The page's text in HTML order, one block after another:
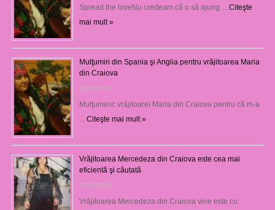
Spread the loveNu credeam că o să ajung …Citeşte
mai mult »
Mulţumiri din Spania şi Anglia pentru vrăjitoarea Maria
din Craiova
28/07/2026
Mulţumesc vrăjitoarei Maria din Craiova pentru că m-a
…Citeşte mai mult »
Vrăjitoarea Mercedeza din Craiova este cea mai
eficientă şi căutată
27/07/2026
Vrăjitoarea Mercedeza din Craiova vine este cu